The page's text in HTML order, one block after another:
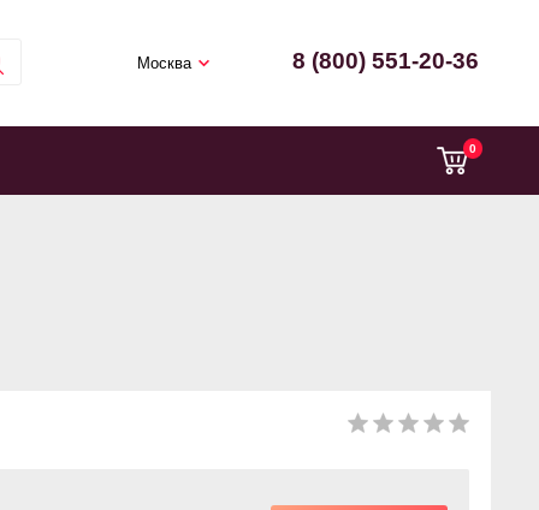
Москва 8 (800) 551-20-36
0